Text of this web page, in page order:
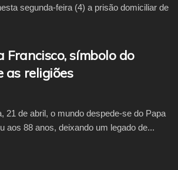
segunda-feira (4) a prisão domiciliar de
Francisco, símbolo do
as religiões
21 de abril, o mundo despede-se do Papa
aos 88 anos, deixando um legado de...